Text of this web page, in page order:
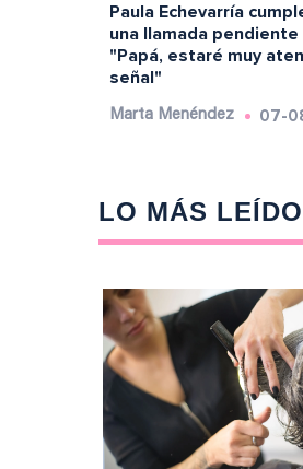
Paula Echevarría
una llamada
"Papá, estaré muy
señal"
Marta Menéndez 07-
LO MÁS LEÍDO